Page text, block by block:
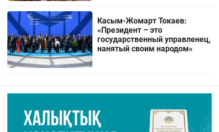
Касым-Жомарт Токаев:
«Президент – это
государственный управленец,
нанятый своим народом»